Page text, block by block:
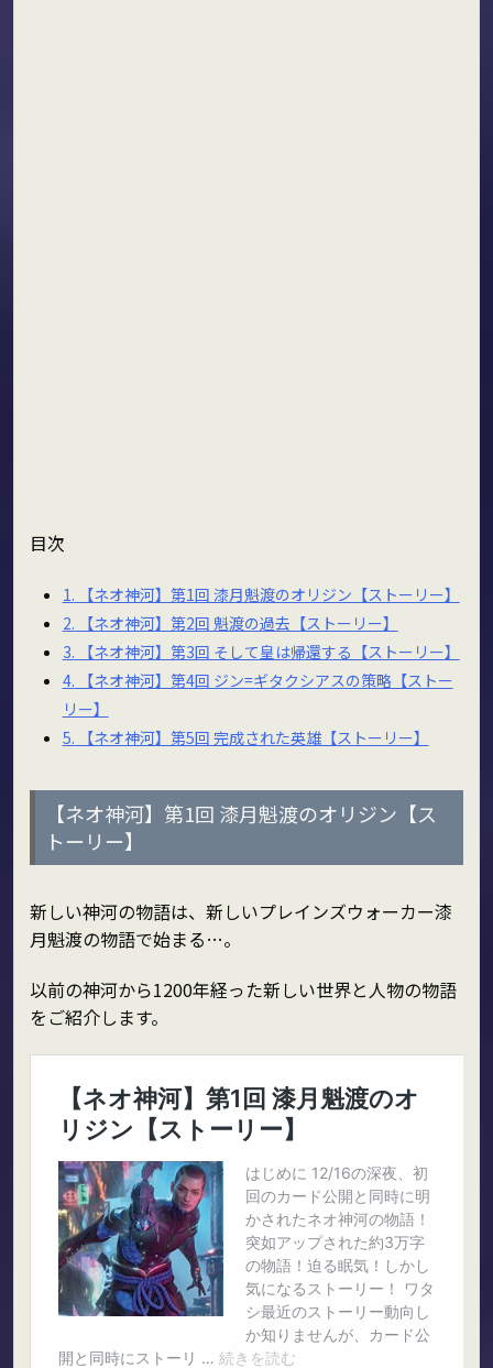
目次
1. 【ネオ神河】第1回 漆月魁渡のオリジン【ストーリー】
2. 【ネオ神河】第2回 魁渡の過去【ストーリー】
3. 【ネオ神河】第3回 そして皇は帰還する【ストーリー】
4. 【ネオ神河】第4回 ジン=ギタクシアスの策略【ストー
リー】
5. 【ネオ神河】第5回 完成された英雄【ストーリー】
【ネオ神河】第1回 漆月魁渡のオリジン【ス
トーリー】
新しい神河の物語は、新しいプレインズウォーカー漆
月魁渡の物語で始まる…。
以前の神河から1200年経った新しい世界と人物の物語
をご紹介します。